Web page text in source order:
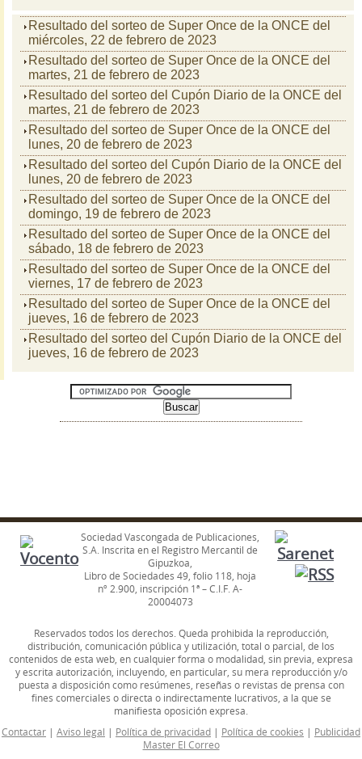
Resultado del sorteo de Super Once de la ONCE del
miércoles, 22 de febrero de 2023
Resultado del sorteo de Super Once de la ONCE del
martes, 21 de febrero de 2023
Resultado del sorteo del Cupón Diario de la ONCE del
martes, 21 de febrero de 2023
Resultado del sorteo de Super Once de la ONCE del
lunes, 20 de febrero de 2023
Resultado del sorteo del Cupón Diario de la ONCE del
lunes, 20 de febrero de 2023
Resultado del sorteo de Super Once de la ONCE del
domingo, 19 de febrero de 2023
Resultado del sorteo de Super Once de la ONCE del
sábado, 18 de febrero de 2023
Resultado del sorteo de Super Once de la ONCE del
viernes, 17 de febrero de 2023
Resultado del sorteo de Super Once de la ONCE del
jueves, 16 de febrero de 2023
Resultado del sorteo del Cupón Diario de la ONCE del
jueves, 16 de febrero de 2023
Sociedad Vascongada de Publicaciones,
S.A. Inscrita en el Registro Mercantil de
Gipuzkoa,
Libro de Sociedades 49, folio 118, hoja
nº 2.900, inscripción 1ª – C.I.F. A-
20004073
Reservados todos los derechos. Queda prohibida la reproducción,
distribución, comunicación pública y utilización, total o parcial, de los
contenidos de esta web, en cualquier forma o modalidad, sin previa, expresa
y escrita autorización, incluyendo, en particular, su mera reproducción y/o
puesta a disposición como resúmenes, reseñas o revistas de prensa con
fines comerciales o directa o indirectamente lucrativos, a la que se
manifiesta oposición expresa.
Contactar | Aviso legal | Política de privacidad | Política de cookies | Publicidad
Master El Correo